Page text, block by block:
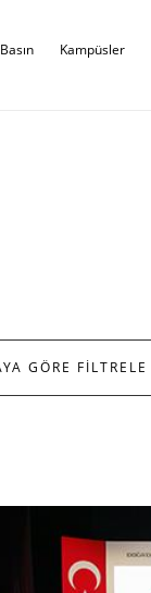
Basın Kampüsler